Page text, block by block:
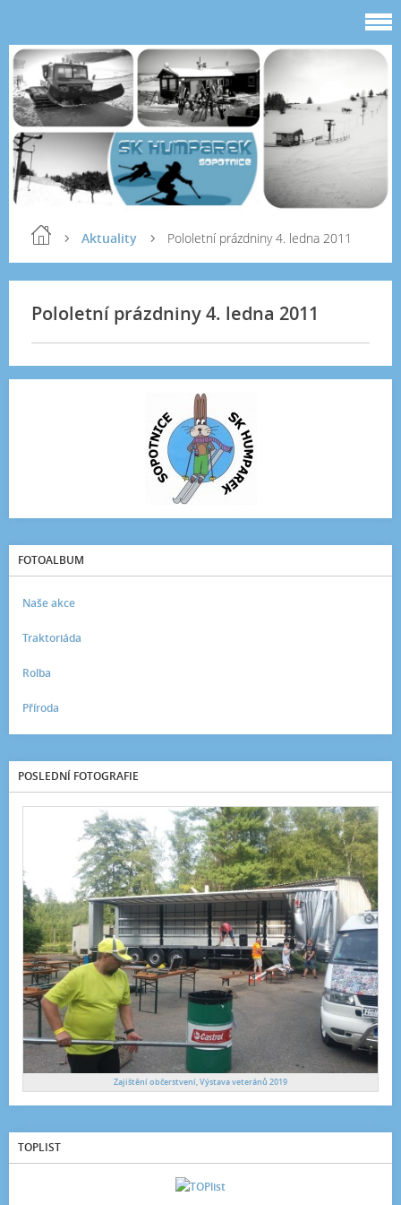
Aktuality Pololetní prázdniny 4. ledna 2011
Pololetní prázdniny 4. ledna 2011
FOTOALBUM
Naše akce
Traktoriáda
Rolba
Příroda
POSLEDNÍ FOTOGRAFIE
Zajištění občerstvení, Výstava veteránů 2019
TOPLIST